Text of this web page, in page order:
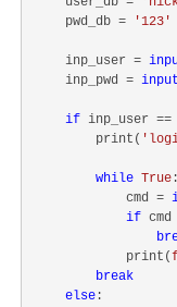
    pwd_db =
'123'
    inp_user =
    inp_pwd =
input
if inp_user ==
        print(
while True :
            cmd =
if
            print(
break
else :